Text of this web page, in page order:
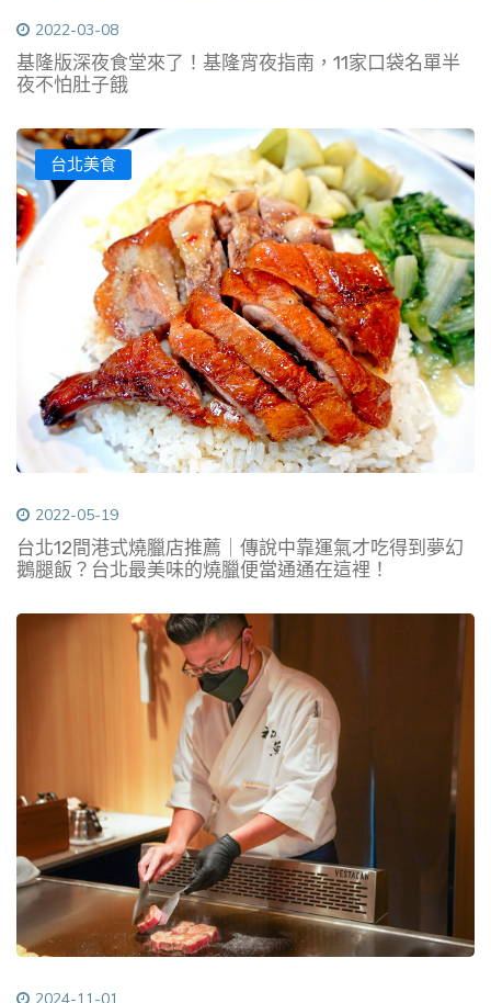
2022-03-08
基隆版深夜食堂來了！基隆宵夜指南，11家口袋名單半
夜不怕肚子餓
台北美食
2022-05-19
台北12間港式燒臘店推薦｜傳說中靠運氣才吃得到夢幻
鵝腿飯？台北最美味的燒臘便當通通在這裡！